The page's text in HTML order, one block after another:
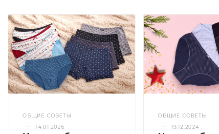
ОБЩИЕ СОВЕТЫ
—
14.01.2026
ОБЩИЕ СОВЕТЫ
—
19.12.2024